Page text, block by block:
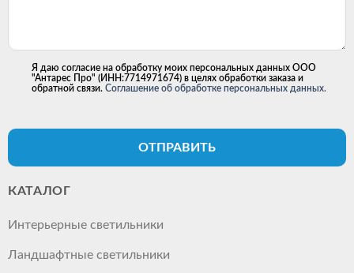
Я даю согласие на обработку моих персональных данных ООО
"Антарес Про" (ИНН:7714971674) в целях обработки заказа и
обратной связи. Соглашение об обработке персональных данных.
ОТПРАВИТЬ
КАТАЛОГ
Интерьерные светильники
Ландшафтные светильники